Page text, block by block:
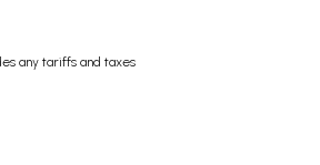
any tariffs and taxes